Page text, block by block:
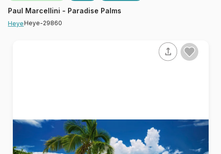
Paul Marcellini - Paradise Palms
HeyeHeye-29860